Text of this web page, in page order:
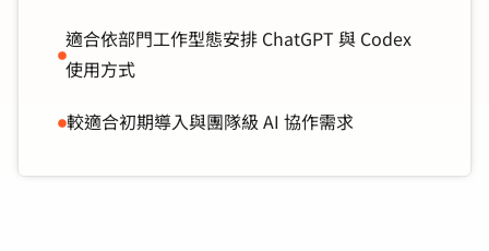
適合依部門工作型態安排 ChatGPT 與 Codex
使用方式
較適合初期導入與團隊級 AI 協作需求